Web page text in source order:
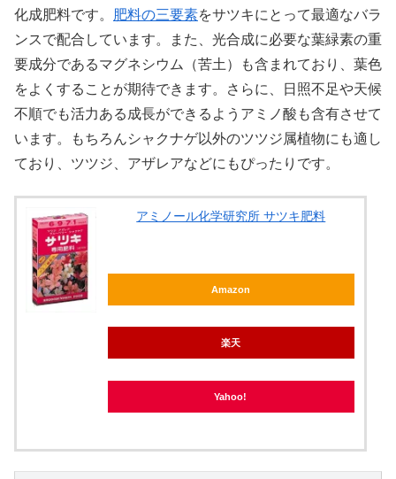
化成肥料です。 肥料の三要素をサツキにとって最適なバラ
ンスで配合しています。また、光合成に必要な葉緑素の重
要成分であるマグネシウム（苦土）も含まれており、葉色
をよくすることが期待できます。さらに、日照不足や天候
不順でも活力ある成長ができるようアミノ酸も含有させて
います。もちろんシャクナゲ以外のツツジ属植物にも適し
ており、ツツジ、アザレアなどにもぴったりです。
アミノール化学研究所 サツキ肥料
Amazon
楽天
Yahoo!